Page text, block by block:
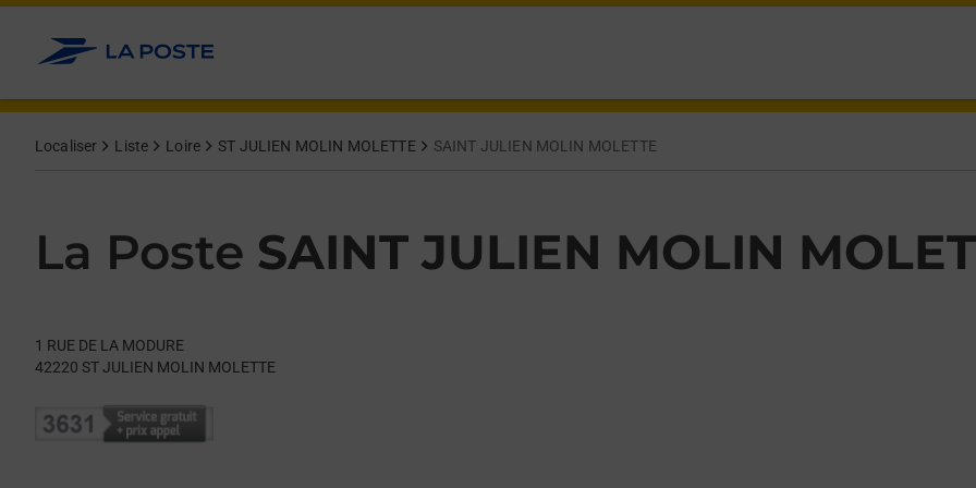
Allez au contenu
Localiser Liste Loire ST JULIEN MOLIN MOLETTE SAINT JULIEN MOLIN MOLETTE
La Poste SAINT JULIEN MOLIN
1 RUE DE LA MODURE
42220 ST JULIEN MOLIN MOLETTE
Day of the WeekHours
Get directions to La Poste at 1 RUE DE LA MODURE ST JULIEN MOLIN MOLETTE,
lien s'ouvre dans un nouvel onglet